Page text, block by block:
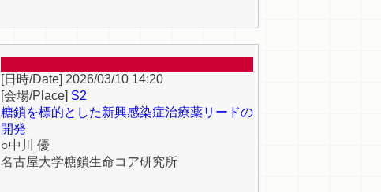
2026/03/10 14:20
S2
糖鎖を標的とした新興感染症治療薬リードの
開発
○中川 優
名古屋大学糖鎖生命コア研究所